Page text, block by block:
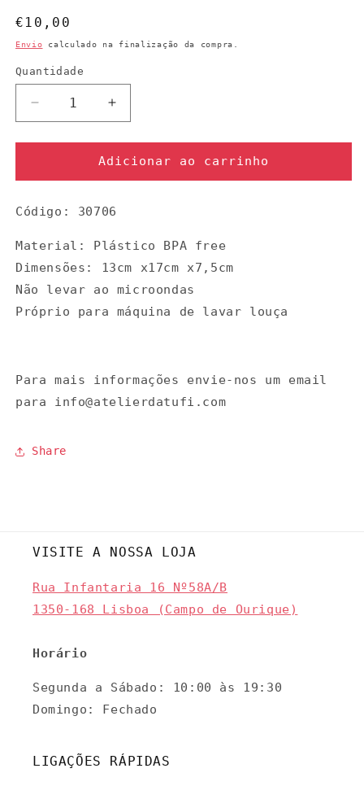
Preço
normal
€10,00
Envio calculado na finalização da compra.
Quantidade
Quantidade
Diminuir
a
quantidade
Caixa
selvagens
Aumentar
a
quantidade
de
Caixa
selvagens
Adicionar ao carrinho
Código: 30706
Material:
Plástico BPA free
Dimensões: 13cm x17cm x7,5cm
Não levar ao microondas
Próprio para máquina de lavar louça
Para mais informações envie-nos um email
para info@atelierdatufi.com
Share
VISITE A NOSSA LOJA
Rua Infantaria 16 Nº58A/B
1350-168 Lisboa (Campo de Ourique)
Horário
Segunda a Sábado: 10:00 às 19:30
Domingo: Fechado
LIGAÇÕES RÁPIDAS